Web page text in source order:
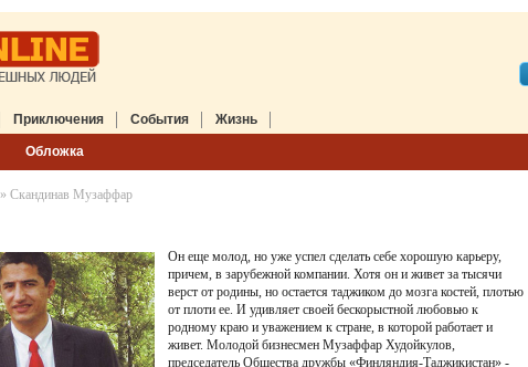
Обложка
Приключения События Жизнь
» Скандинав Музаффар
Он еще молод, но уже успел сделать себе хорошую карьеру,
причем, в зарубежной компании. Хотя он и живет за тысячи
верст от родины, но остается таджиком до мозга костей, плотью
от плоти ее. И удивляет своей бескорыстной любовью к
родному краю и уважением к стране, в которой работает и
живет. Молодой бизнесмен Музаффар Худойкулов,
председатель Общества дружбы «Финляндия-Таджикистан» -